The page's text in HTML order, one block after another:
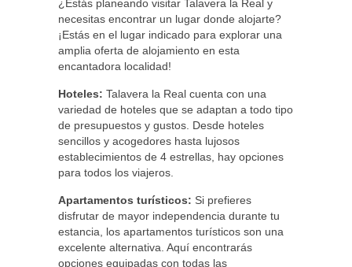
¿Estás planeando visitar Talavera la Real y
necesitas encontrar un lugar donde alojarte?
¡Estás en el lugar indicado para explorar una
amplia oferta de alojamiento en esta
encantadora localidad!
Hoteles: Talavera la Real cuenta con una
variedad de hoteles que se adaptan a todo tipo
de presupuestos y gustos. Desde hoteles
sencillos y acogedores hasta lujosos
establecimientos de 4 estrellas, hay opciones
para todos los viajeros.
Apartamentos turísticos: Si prefieres
disfrutar de mayor independencia durante tu
estancia, los apartamentos turísticos son una
excelente alternativa. Aquí encontrarás
opciones equipadas con todas las